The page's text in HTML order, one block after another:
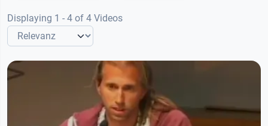
Displaying 1 - 4 of 4 Videos